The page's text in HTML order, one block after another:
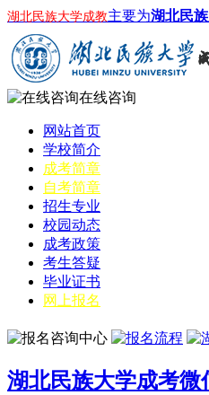
湖北民族大学成教主要为湖北民
在线咨询
网站首页
学校简介
成考简章
自考简章
招生专业
校园动态
成考政策
考生答疑
毕业证书
网上报名
湖北民族大学成考微